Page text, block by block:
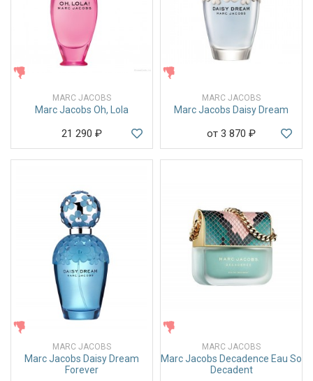
MARC JACOBS
Marc Jacobs Oh, Lola
21 290 ₽
MARC JACOBS
Marc Jacobs Daisy Dream
от 3 870 ₽
MARC JACOBS
Marc Jacobs Daisy Dream
Forever
MARC JACOBS
Marc Jacobs Decadence Eau So
Decadent